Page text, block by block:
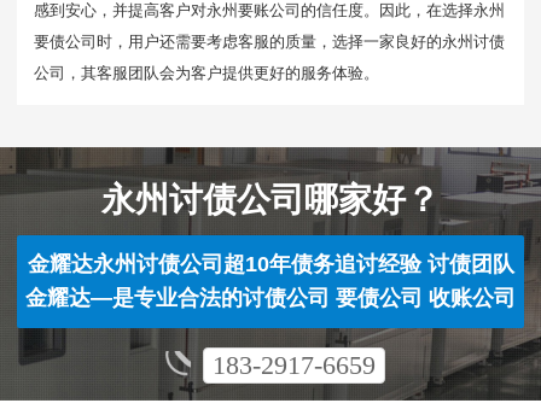
感到安心，并提高客户对永州要账公司的信任度。因此，在选择永州
要债公司时，用户还需要考虑客服的质量，选择一家良好的永州讨债
公司，其客服团队会为客户提供更好的服务体验。
永州讨债公司哪家好？
金耀达永州讨债公司超10年债务追讨经验 讨债团队
金耀达—是专业合法的讨债公司 要债公司 收账公司
183-2917-6659